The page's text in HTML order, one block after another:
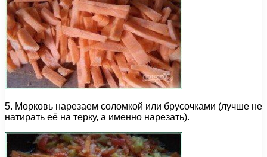
5. Морковь нарезаем соломкой или брусочками (лучше не
натирать её на терку, а именно нарезать).